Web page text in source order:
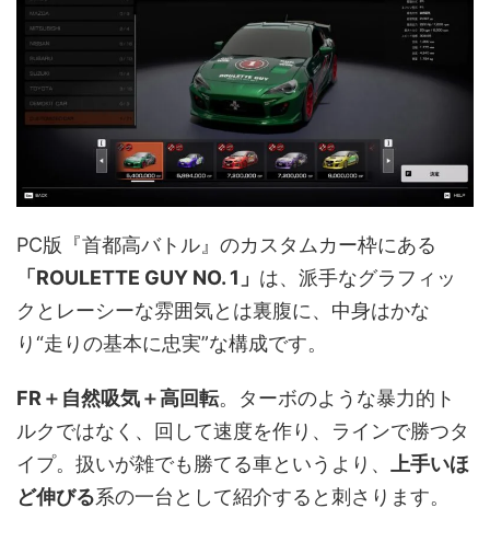
PC版『首都高バトル』のカスタムカー枠にある
「ROULETTE GUY NO. 1」 は、派手なグラフィッ
クとレーシーな雰囲気とは裏腹に、中身はかな
り“走りの基本に忠実”な構成です。
FR＋自然吸気＋高回転。ターボのような暴力的ト
ルクではなく、回して速度を作り、ラインで勝つタ
イプ。扱いが雑でも勝てる車というより、
上手いほ
ど伸びる系の一台として紹介すると刺さります。